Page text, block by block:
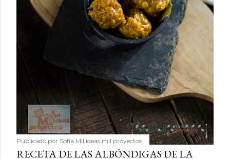
Publicado por Sofía Mil ideas mil proyectos
RECETA DE LAS ALBÓNDIGAS DE LA